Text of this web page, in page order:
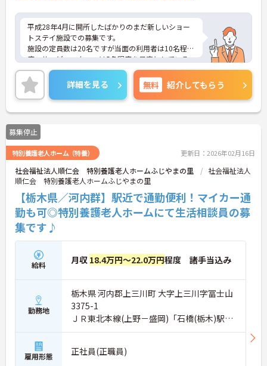
平成28年4月に開所したばかりのまだ新しいショー
トステイ施設での募集です。
施設の定員数は20名ですが当面の利用者は10名程
度、サービススタッフは5名程度を予定としている
ので、心にゆとりをもって働けます。
ご興味ある方には、面接対策ポイントなど、さらに
詳細をお話しいたしますのでお気軽にご相談くださ
い！
詳細を見る 無料 紹介してもらう
募集停止
特別養護老人ホーム（特養） 更新日：2026年02月16日
社会福祉法人順仁会 特別養護老人ホームふじやまの里
社会福祉法人
順仁会 特別養護老人ホームふじやまの里
【栃木県／河内群】駅近で通勤便利！マイカー通
勤も可◎特別養護老人ホームにて生活相談員の募
集です♪
給料 月収 18.4万円～22.0万円程度 諸手当込み
勤務地
栃木県 河内郡上三川町 大字上三川字冨士山
3375-1
ＪＲ東北本線(上野－盛岡)「石橋(栃木)駅」
徒歩10分
雇用形態 正社員(正職員)